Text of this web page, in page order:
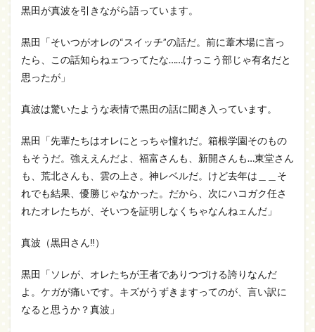
黒田が真波を引きながら語っています。
黒田「そいつがオレの“スイッチ”の話だ。前に葦木場に言っ
たら、この話知らねェつってたな……けっこう部じゃ有名だと
思ったが」
真波は驚いたような表情で黒田の話に聞き入っています。
黒田「先輩たちはオレにとっちゃ憧れだ。箱根学園そのもの
もそうだ。強ええんだよ、福富さんも、新開さんも…東堂さん
も、荒北さんも、雲の上さ。神レベルだ。けど去年は＿＿そ
れでも結果、優勝じゃなかった。だから、次にハコガク任さ
れたオレたちが、そいつを証明しなくちゃなんねェんだ」
真波（黒田さん‼）
黒田「ソレが、オレたちが王者でありつづける誇りなんだ
よ。ケガが痛いです。キズがうずきますってのが、言い訳に
なると思うか？真波」